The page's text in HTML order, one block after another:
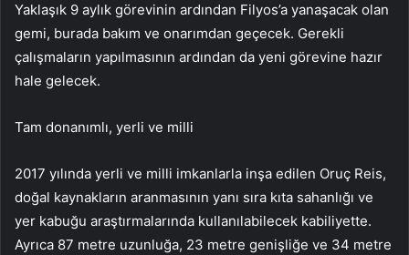
Yaklaşık 9 aylık görevinin ardından Filyos’a yanaşacak olan
gemi, burada bakım ve onarımdan geçecek. Gerekli
çalışmaların yapılmasının ardından da yeni görevine hazır
hale gelecek.
Tam donanımlı, yerli ve milli
2017 yılında yerli ve milli imkanlarla inşa edilen Oruç Reis,
doğal kaynakların aranmasının yanı sıra kıta sahanlığı ve
yer kabuğu araştırmalarında kullanılabilecek kabiliyette.
Ayrıca 87 metre uzunluğa, 23 metre genişliğe ve 34 metre